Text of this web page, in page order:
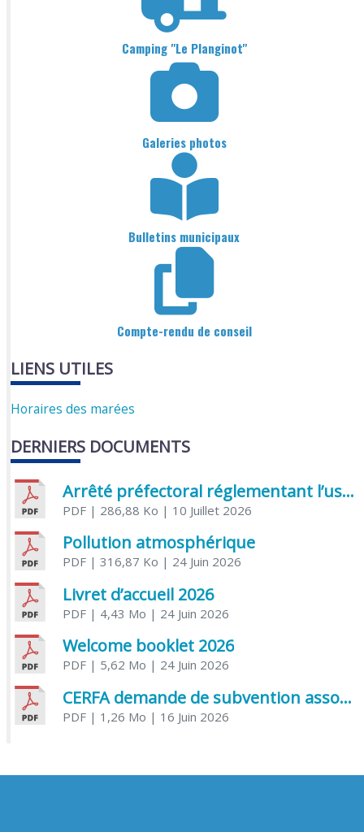
Camping "Le Planginot"
Galeries photos
Bulletins municipaux
Compte-rendu de conseil
LIENS UTILES
Horaires des marées
DERNIERS DOCUMENTS
Arrêté préfectoral réglementant l’usage de l’eau
PDF| 286,88 Ko | 10 Juillet 2026
Pollution atmosphérique
PDF| 316,87 Ko | 24 Juin 2026
Livret d’accueil 2026
PDF| 4,43 Mo | 24 Juin 2026
Welcome booklet 2026
PDF| 5,62 Mo | 24 Juin 2026
CERFA demande de subvention association
PDF| 1,26 Mo | 16 Juin 2026